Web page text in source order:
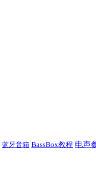
蓝牙音箱 BassBox教程 电声